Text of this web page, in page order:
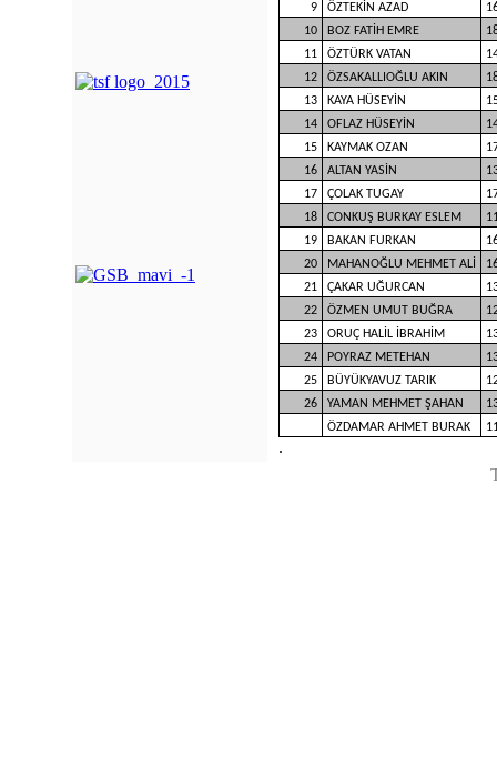
9 ÖZTEKİN AZAD
10
BOZ FATİH EMRE
11
ÖZTÜRK VATAN
12
ÖZSAKALLIOĞLU AKIN
13
KAYA HÜSEYİN
14
OFLAZ HÜSEYİN
15
KAYMAK OZAN
16
ALTAN YASİN
17
ÇOLAK TUGAY
18
CONKUŞ BURKAY ESLEM
19
BAKAN FURKAN
20
MAHANOĞLU MEHMET ALİ
21
ÇAKAR UĞURCAN
22
ÖZMEN UMUT BUĞRA
23
ORUÇ HALİL İBRAHİM
24
POYRAZ METEHAN
25
BÜYÜKYAVUZ TARIK
26
YAMAN MEHMET ŞAHAN
ÖZDAMAR AHMET BURAK
.